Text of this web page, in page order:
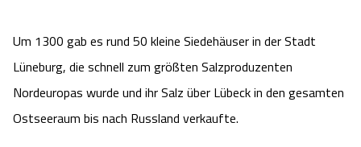
Um 1300 gab es rund 50 kleine Siedehäuser in der Stadt
Lüneburg, die schnell zum größten Salzproduzenten
Nordeuropas wurde und ihr Salz über Lübeck in den gesamten
Ostseeraum bis nach Russland verkaufte.